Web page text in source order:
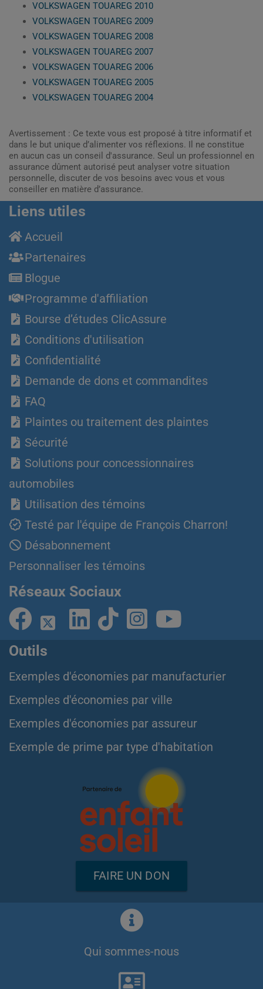
VOLKSWAGEN TOUAREG 2010
VOLKSWAGEN TOUAREG 2009
VOLKSWAGEN TOUAREG 2008
VOLKSWAGEN TOUAREG 2007
VOLKSWAGEN TOUAREG 2006
VOLKSWAGEN TOUAREG 2005
VOLKSWAGEN TOUAREG 2004
Avertissement : Ce texte vous est proposé à titre informatif et
dans le but unique d’alimenter vos réflexions. Il ne constitue
en aucun cas un conseil d'assurance. Seul un professionnel en
assurance dûment autorisé peut analyser votre situation
personnelle, discuter de vos besoins avec vous et vous
conseiller en matière d’assurance.
Liens utiles
Accueil
Partenaires
Blogue
Programme d'affiliation
Bourse d’études ClicAssure
Conditions d'utilisation
Confidentialité
Demande de dons et commandites
FAQ
Plaintes ou traitement des plaintes
Sécurité
Solutions pour concessionnaires
automobiles
Utilisation des témoins
Testé par l'équipe de François Charron!
Désabonnement
Personnaliser les témoins
Réseaux Sociaux
Outils
Exemples d'économies par manufacturier
Exemples d'économies par ville
Exemples d'économies par assureur
Exemple de prime par type d'habitation
FAIRE UN DON
Qui sommes-nous